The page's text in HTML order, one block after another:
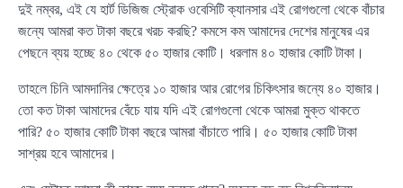
দুই নম্বর, এই যে হার্ট ডিজিজ স্ট্রোক ওবেসিটি ক্যানসার এই রোগগুলো থেকে বাঁচার
জন্যে আমরা কত টাকা বছরে খরচ করছি? কমসে কম আমাদের দেশের মানুষের এর
পেছনে ব্যয় হচ্ছে ৪০ থেকে ৫০ হাজার কোটি। ধরলাম ৪০ হাজার কোটি টাকা।
তাহলে চিনি আমদানির ক্ষেত্রে ১০ হাজার আর রোগের চিকিৎসার জন্যে ৪০ হাজার।
তো কত টাকা আমাদের বেঁচে যায় যদি এই রোগগুলো থেকে আমরা মুক্ত থাকতে
পারি? ৫০ হাজার কোটি টাকা বছরে আমরা বাঁচাতে পারি। ৫০ হাজার কোটি টাকা
সাশ্রয় হবে আমাদের।